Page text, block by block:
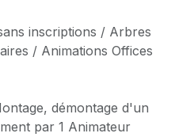
inscriptions / Arbres
/ Animations Offices
démontage d'un
par 1 Animateur